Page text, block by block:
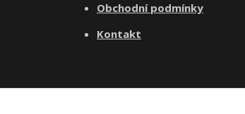
Obchodní podmínky
Kontakt